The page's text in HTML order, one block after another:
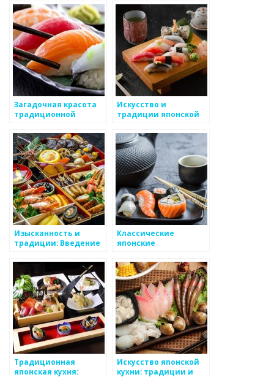
Загадочная красота
традиционной
Искусство и
традиции японской
Изысканность и
традиции: Введение
Классические
японские
блюда
Традиционная
японская кухня:
Искусство японской
кухни: традиции и